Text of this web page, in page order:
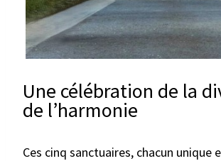
Une célébration de la
de l’harmonie
Ces cinq sanctuaires, chacun unique